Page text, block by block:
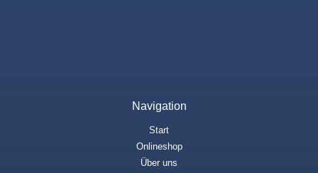
Navigation
Start
Onlineshop
Über uns